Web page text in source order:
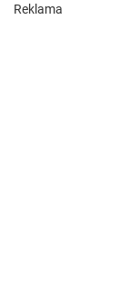
Reklama